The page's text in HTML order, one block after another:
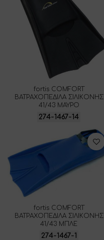
fortis COMFORT
ΒΑΤΡΑΧΟΠΕΔΙΛΑ ΣΙΛΙΚΟΝΗΣ
41/43 ΜΑΥΡΟ
274-1467-14
fortis COMFORT
ΒΑΤΡΑΧΟΠΕΔΙΛΑ ΣΙΛΙΚΟΝΗΣ
41/43 ΜΠΛΕ
274-1467-1